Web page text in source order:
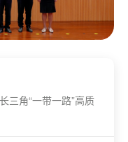
三角“一带一路”高质